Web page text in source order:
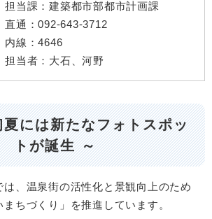
担当課： 建築都市部都市計画課
直通：092-643-3712
内線：4646
担当者： 大石、河野
には新たなフォトスポッ
トが誕生 ～
、温泉街の活性化と景観向上のため
まちづくり」を推進しています。